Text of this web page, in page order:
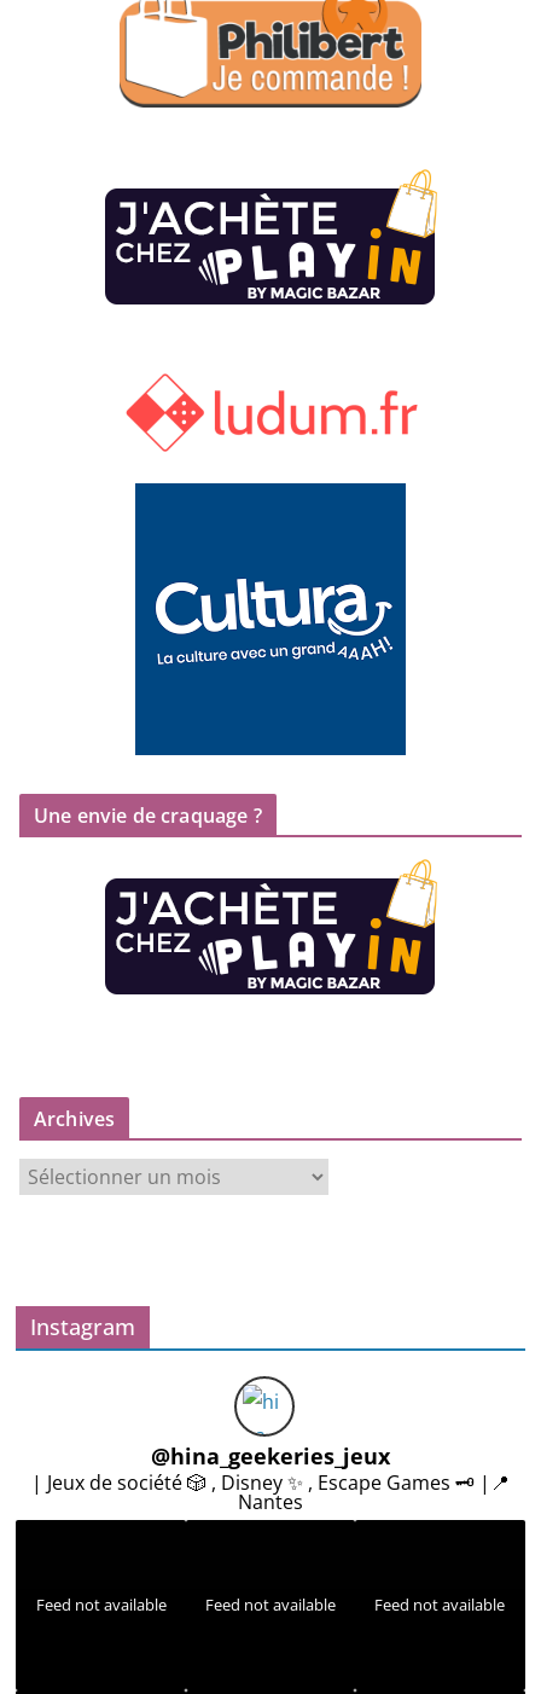
Une envie de craquage ?
Archives
e
Instagram
@hina_geekeries_jeux
| Jeux de société 🎲 , Disney ✨ , Escape Games 🗝️ |📍
Nantes
Feed not available Feed not available Feed not available